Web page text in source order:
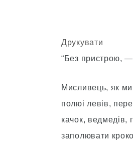
Друкувати
“Без пристрою,
Мисливець, як
полюі левiв,
качок, ведмедiв,
заполювати